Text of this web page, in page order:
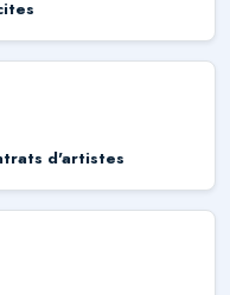
d'artistes